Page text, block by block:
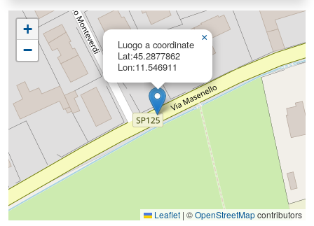
Luogo a coordinate
Lat:45.2877862
Lon:11.546911
×
+
−
Leaflet | ©OpenStreetMapcontributors